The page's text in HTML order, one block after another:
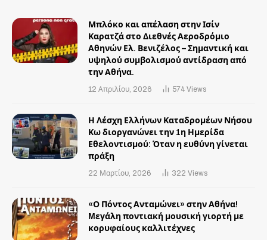
Μπλόκο και απέλαση στην Ισίν
Καρατζά στο Διεθνές Αεροδρόμιο
Αθηνών Ελ. Βενιζέλος – Σημαντική και
υψηλού συμβολισμού αντίδραση από
την Αθήνα.
12 Απριλίου, 2026 574 Views
Η Λέσχη Ελλήνων Καταδρομέων Νήσου
Κω διοργανώνει την 1η Ημερίδα
Εθελοντισμού: Όταν η ευθύνη γίνεται
πράξη
22 Μαρτίου, 2026 322 Views
«Ο Πόντος Ανταμώνει» στην Αθήνα!
Mεγάλη ποντιακή μουσική γιορτή με
κορυφαίους καλλιτέχνες